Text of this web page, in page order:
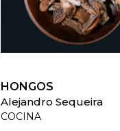
HONGOS
Alejandro Sequeira
COCINA